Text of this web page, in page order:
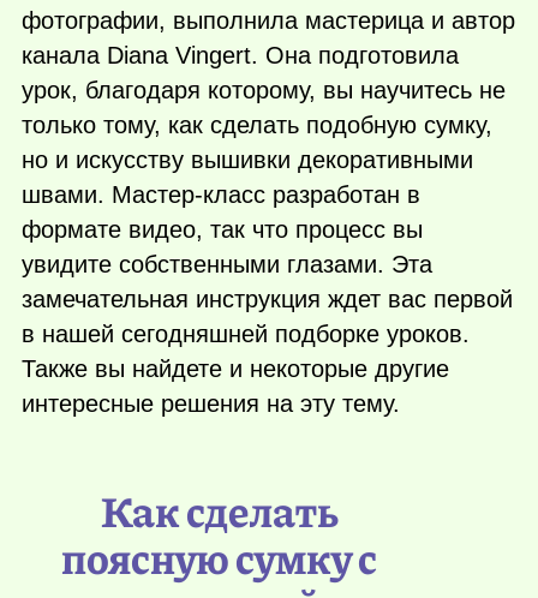
фотографии, выполнила мастерица и автор
канала Diana Vingert. Она подготовила
урок, благодаря которому, вы научитесь не
только тому, как сделать подобную сумку,
но и искусству вышивки декоративными
швами. Мастер-класс разработан в
формате видео, так что процесс вы
увидите собственными глазами. Эта
замечательная инструкция ждет вас первой
в нашей сегодняшней подборке уроков.
Также вы найдете и некоторые другие
интересные решения на эту тему.
Как сделать
поясную сумку с